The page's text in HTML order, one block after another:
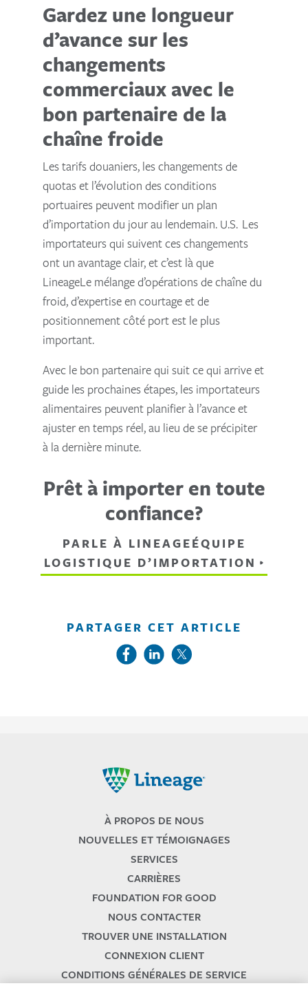
Gardez une longueur
d’avance sur les
changements
commerciaux avec le
bon partenaire de la
chaîne froide
Les tarifs douaniers, les changements de
quotas et l’évolution des conditions
portuaires peuvent modifier un plan
d’importation du jour au lendemain. U.S. Les
importateurs qui suivent ces changements
ont un avantage clair, et c’est là que
LineageLe mélange d’opérations de chaîne du
froid, d’expertise en courtage et de
positionnement côté port est le plus
important.
Avec le bon partenaire qui suit ce qui arrive et
guide les prochaines étapes, les importateurs
alimentaires peuvent planifier à l’avance et
ajuster en temps réel, au lieu de se précipiter
à la dernière minute.
Prêt à importer en toute
confiance?
PARLE À LINEAGEÉQUIPE
LOGISTIQUE D’IMPORTATION
PARTAGER CET ARTICLE
À PROPOS DE NOUS
NOUVELLES ET TÉMOIGNAGES
SERVICES
CARRIÈRES
FOUNDATION FOR GOOD
NOUS CONTACTER
TROUVER UNE INSTALLATION
CONNEXION CLIENT
CONDITIONS GÉNÉRALES DE SERVICE